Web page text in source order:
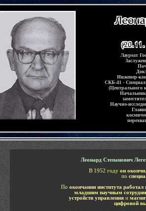
Лауреат
Инженер-
СКБ-41 -
(Центрального
Научно-
Леонард Степанович
В 1952 году он
по
По окончании института работал
младшим научным
устройств управления и
цифровой